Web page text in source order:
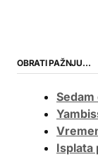
OBRATI PAŽNJU…
Isplata